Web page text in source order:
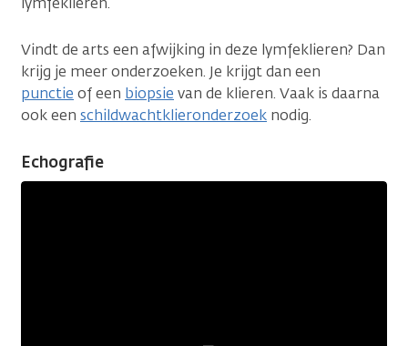
Vindt de arts een afwijking in deze lymfeklieren? Dan
krijg je meer onderzoeken. Je krijgt dan een
punctie of een biopsie van de klieren. Vaak is daarna
ook een schildwachtklieronderzoek nodig.
Echografie